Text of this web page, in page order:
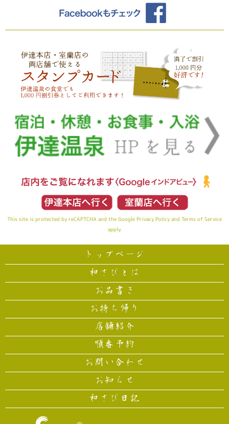
This site is protected by reCAPTCHA and the Google Privacy Policy and Terms of Service
apply.
トップページ
和さびとは
お品書き
お持ち帰り
店舗紹介
順番予約
お問い合わせ
お知らせ
和さび日記